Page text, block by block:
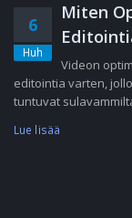
6
Huh
Miten
Videon
editointia varten,
tuntuvat
Lue lisää